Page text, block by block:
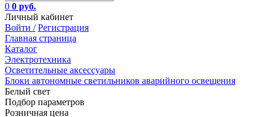
0 0 руб.
Личный кабинет
Войти / Регистрация
Главная страница
Каталог
Электротехника
Осветительные аксессуары
Блоки автономные светильников аварийного освещения
Белый свет
Подбор параметров
Розничная цена